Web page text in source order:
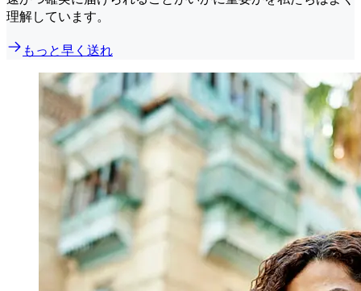
理解しています。
もっと早く送れ